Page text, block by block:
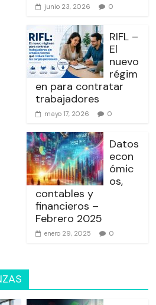
junio 23, 2026 0
RIFL –
El
nuevo
régim
en para contratar
trabajadores
mayo 17, 2026 0
Datos
econ
ómic
os,
contables y
financieros –
Febrero 2025
enero 29, 2025 0